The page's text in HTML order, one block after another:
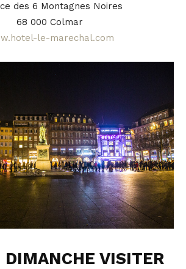
des 6 Montagnes Noires
68 000 Colmar
le-marechal.com
VISITER